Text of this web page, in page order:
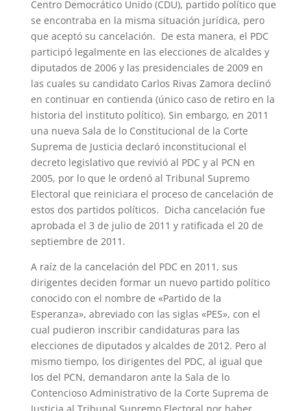
Centro Democrático Unido (CDU), partido político que
se encontraba en la misma situación jurídica, pero
que aceptó su cancelación. ​ De esta manera, el PDC
participó legalmente en las elecciones de alcaldes y
diputados de 2006 y las presidenciales de 2009 en
las cuales su candidato Carlos Rivas Zamora declinó
en continuar en contienda (único caso de retiro en la
historia del instituto político). Sin embargo, en 2011
una nueva Sala de lo Constitucional de la Corte
Suprema de Justicia declaró inconstitucional el
decreto legislativo que revivió al PDC y al PCN en
2005, por lo que le ordenó al Tribunal Supremo
Electoral que reiniciara el proceso de cancelación de
estos dos partidos políticos. ​ Dicha cancelación fue
aprobada el 3 de julio de 2011 y ratificada el 20 de
septiembre de 2011.
A raíz de la cancelación del PDC en 2011, sus
dirigentes deciden formar un nuevo partido político
conocido con el nombre de «Partido de la
Esperanza», abreviado con las siglas «PES», con el
cual pudieron inscribir candidaturas para las
elecciones de diputados y alcaldes de 2012. Pero al
mismo tiempo, los dirigentes del PDC, al igual que
los del PCN, demandaron ante la Sala de lo
Contencioso Administrativo de la Corte Suprema de